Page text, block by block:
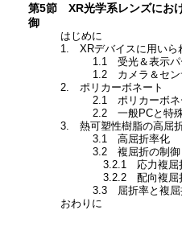
第5節 XR光学系レンズにお
御
はじめに
1. XRデバイスに用いら
1.1 受光＆表示
1.2 カメラ＆セ
2. ポリカーボネート
2.1 ポリカーボネ
2.2 一般PCと特
3. 熱可塑性樹脂の高屈
3.1 高屈折率化
3.2 複屈折の制御
3.2.1 応力複屈
3.2.2 配向複屈
3.3 屈折率と複屈
おわりに